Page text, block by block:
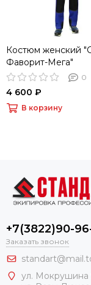
Костюм женский
Фаворит-Мега"
полукомбинезон
т.синий)
0
4 600 ₽
В корзину
+7(3822)90-
Заказать звонок
ул. Мокрушина